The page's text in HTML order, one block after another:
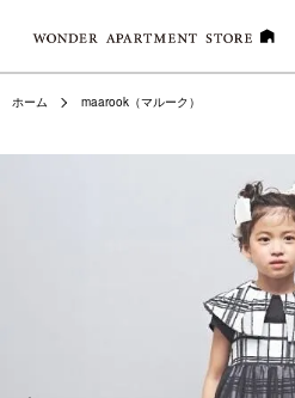
ホーム maarook（マルーク）